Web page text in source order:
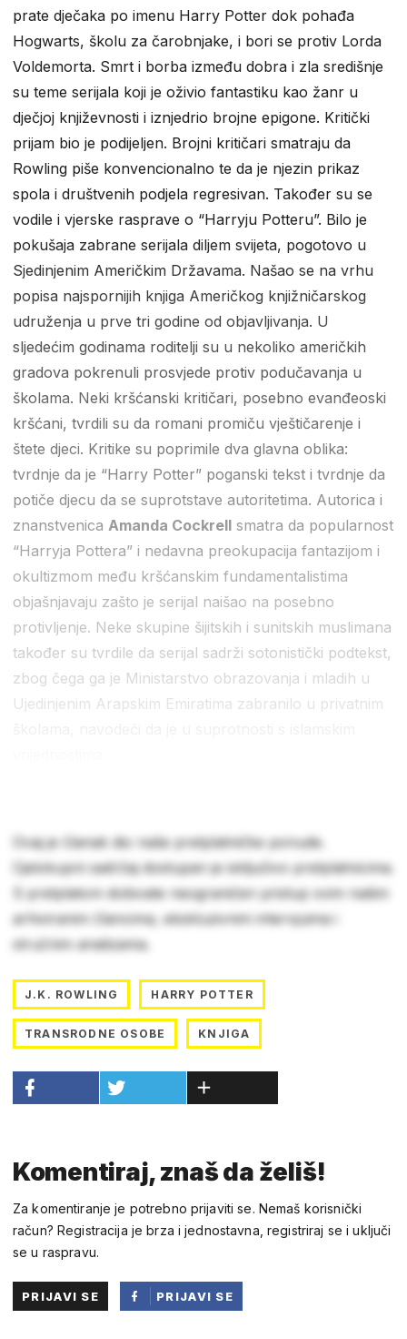
prate dječaka po imenu Harry Potter dok pohađa
Hogwarts, školu za čarobnjake, i bori se protiv Lorda
Voldemorta. Smrt i borba između dobra i zla središnje
su teme serijala koji je oživio fantastiku kao žanr u
dječjoj književnosti i iznjedrio brojne epigone. Kritički
prijam bio je podijeljen. Brojni kritičari smatraju da
Rowling piše konvencionalno te da je njezin prikaz
spola i društvenih podjela regresivan. Također su se
vodile i vjerske rasprave o “Harryju Potteru”. Bilo je
pokušaja zabrane serijala diljem svijeta, pogotovo u
Sjedinjenim Američkim Državama. Našao se na vrhu
popisa najspornijih knjiga Američkog knjižničarskog
udruženja u prve tri godine od objavljivanja. U
sljedećim godinama roditelji su u nekoliko američkih
gradova pokrenuli prosvjede protiv podučavanja u
školama. Neki kršćanski kritičari, posebno evanđeoski
kršćani, tvrdili su da romani promiču vještičarenje i
štete djeci. Kritike su poprimile dva glavna oblika:
tvrdnje da je “Harry Potter” poganski tekst i tvrdnje da
potiče djecu da se suprotstave autoritetima. Autorica i
znanstvenica Amanda Cockrell smatra da popularnost
“Harryja Pottera” i nedavna preokupacija fantazijom i
okultizmom među kršćanskim fundamentalistima
objašnjavaju zašto je serijal naišao na posebno
protivljenje. Neke skupine šijitskih i sunitskih muslimana
također su tvrdile da serijal sadrži sotonistički podtekst,
zbog čega ga je Ministarstvo obrazovanja i mladih u
Ujedinjenim Arapskim Emiratima zabranilo u privatnim
Ovaj je članak dio naše pretplatničke ponude.
Cjelokupni sadržaj dostupan je isključivo pretplatnicima.
S pretplatom dobivate neograničen pristup svim našim
arhiviranim člancima, ekskluzivnim intervjuima i
stručnim analizama.
J.K. ROWLING HARRY POTTER
TRANSRODNE OSOBE KNJIGA
Komentiraj, znaš da želiš!
Za komentiranje je potrebno prijaviti se. Nemaš korisnički
račun? Registracija je brza i jednostavna, registriraj se i uključi
se u raspravu.
PRIJAVI SE
PRIJAVI SE